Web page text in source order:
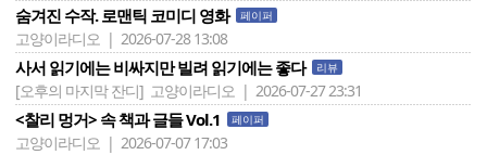
숨겨진 수작. 로맨틱 코미디 영화 페이퍼
고양이라디오 | 2026-07-28 13:08
사서 읽기에는 비싸지만 빌려 읽기에는 좋다 리뷰
[오후의 마지막 잔디] 고양이라디오 | 2026-07-27 23:31
<찰리 멍거> 속 책과 글들 Vol.1 페이퍼
고양이라디오 | 2026-07-07 17:03